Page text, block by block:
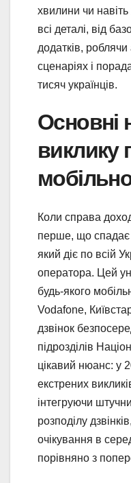
хвилини чи
всі деталі, від
додатків,
сценаріях і
тисяч українців.
Основні
виклику
Коли справа
перше, що спадає
який діє по всій
оператора. Цей
будь-якого
Vodafone,
дзвінок
підрозділів
цікавий нюанс: у
екстрених
інтегруючи
розподілу
очікування в
порівняно з